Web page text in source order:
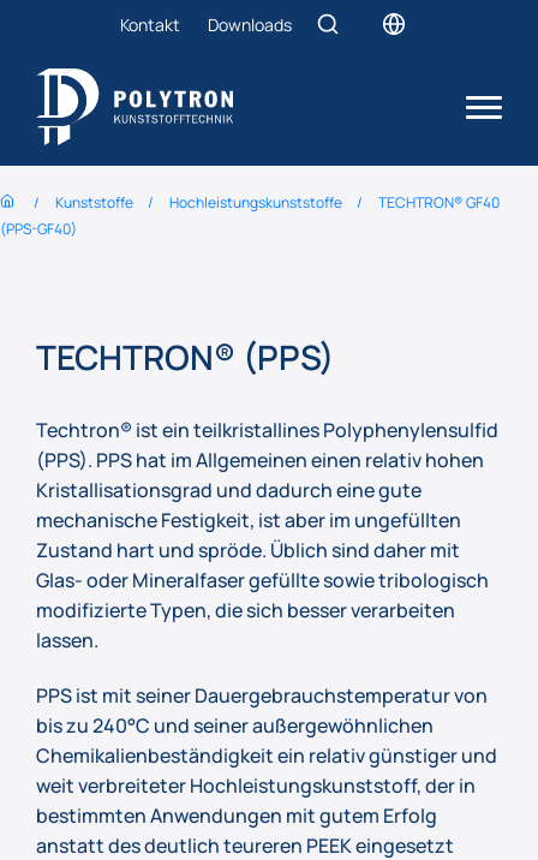
Kontakt Downloads
Kunststoffe Hochleistungs­kunststoffe
TECHTRON® GF40
(PPS-GF40)
TECHTRON® (PPS)
Techtron® ist ein teilkristallines Polyphenylensulfid
(PPS). PPS hat im Allgemeinen einen relativ hohen
Kristallisationsgrad und dadurch eine gute
mechanische Festigkeit, ist aber im ungefüllten
Zustand hart und spröde. Üblich sind daher mit
Glas- oder Mineralfaser gefüllte sowie tribologisch
modifizierte Typen, die sich besser verarbeiten
lassen.
PPS ist mit seiner Dauergebrauchstemperatur von
bis zu 240°C und seiner außergewöhnlichen
Chemikalienbeständigkeit ein relativ günstiger und
weit verbreiteter Hochleistungskunststoff, der in
bestimmten Anwendungen mit gutem Erfolg
anstatt des deutlich teureren PEEK eingesetzt